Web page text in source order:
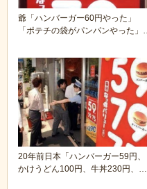
爺「ハンバーガー60円やった」
「ポテチの袋がパンパンやった」
20年前日本「ハンバーガー59円、
かけうどん100円、牛丼230円、中